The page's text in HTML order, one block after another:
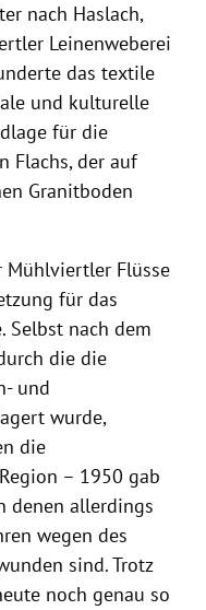
nach Haslach,
Leinenweberei
das textile
und kulturelle
für die
Flachs, der auf
Granitboden
Mühlviertler Flüsse
für das
Selbst nach dem
die die
und
wurde,
die
– 1950 gab
denen allerdings
wegen des
sind. Trotz
noch genau so